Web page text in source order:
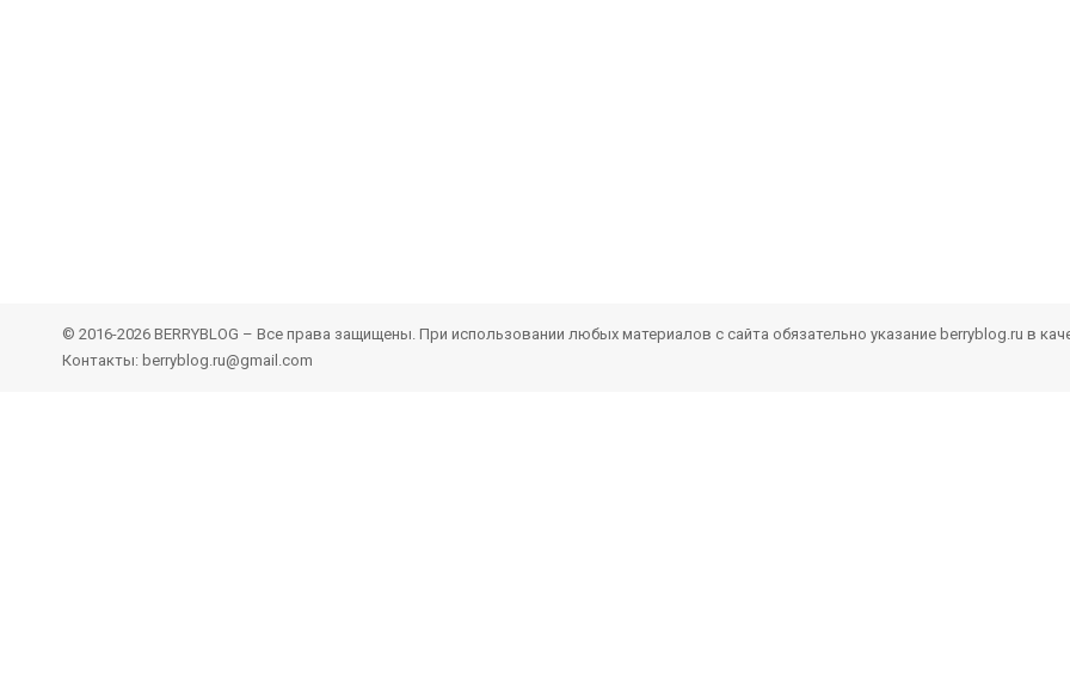
© 2016-2026 BERRYBLOG – Все права защищены. При использовании любых материалов с сайта обязательно указание berryblog.ru в
Контакты: berryblog.ru@gmail.com